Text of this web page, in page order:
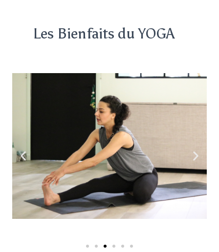
Les Bienfaits duYOGA